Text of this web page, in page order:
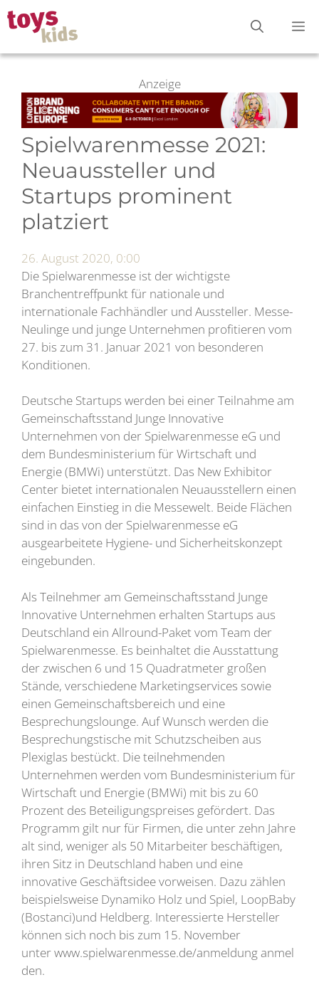
Zum
Inhalt
springen
Anzeige
Spielwarenmesse 2021:
Neuaussteller und
Startups prominent
platziert
26. August 2020, 0:00
Die Spielwarenmesse ist der wichtigste
Branchentreffpunkt für nationale und
internationale Fachhändler und Aussteller. Messe-
Neulinge und junge Unternehmen profitieren vom
27. bis zum 31. Januar 2021 von besonderen
Konditionen.
Deutsche Startups werden bei einer Teilnahme am
Gemeinschaftsstand Junge Innovative
Unternehmen von der Spielwarenmesse eG und
dem Bundesministerium für Wirtschaft und
Energie (BMWi) unterstützt. Das New Exhibitor
Center bietet internationalen Neuausstellern einen
einfachen Einstieg in die Messewelt. Beide Flächen
sind in das von der Spielwarenmesse eG
ausgearbeitete Hygiene- und Sicherheitskonzept
eingebunden.
Als Teilnehmer am Gemeinschaftsstand Junge
Innovative Unternehmen erhalten Startups aus
Deutschland ein Allround-Paket vom Team der
Spielwarenmesse. Es beinhaltet die Ausstattung
der zwischen 6 und 15 Quadratmeter großen
Stände, verschiedene Marketingservices sowie
einen Gemeinschaftsbereich und eine
Besprechungslounge. Auf Wunsch werden die
Besprechungstische mit Schutzscheiben aus
Plexiglas bestückt. Die teilnehmenden
Unternehmen werden vom Bundesministerium für
Wirtschaft und Energie (BMWi) mit bis zu 60
Prozent des Beteiligungspreises gefördert. Das
Programm gilt nur für Firmen, die unter zehn Jahre
alt sind, weniger als 50 Mitarbeiter beschäftigen,
ihren Sitz in Deutschland haben und eine
innovative Geschäftsidee vorweisen. Dazu zählen
beispielsweise Dynamiko Holz und Spiel, LoopBaby
(Bostanci)und Heldberg. Interessierte Hersteller
können sich noch bis zum 15. November
unter www.spielwarenmesse.de/anmeldung anmel
den.